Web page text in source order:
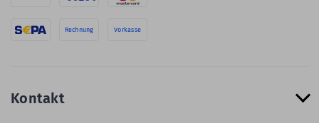
Rechnung Vorkasse
Kontakt